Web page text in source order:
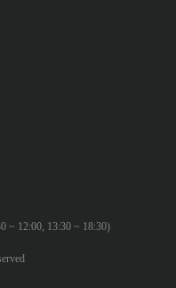
~ 12:00, 13:30 ~ 18:30)